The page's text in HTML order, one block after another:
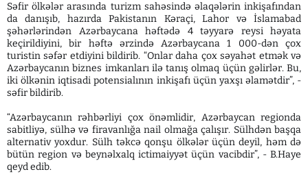
Səfir ölkələr arasında turizm sahəsində əlaqələrin inkişafından
da danışıb, hazırda Pakistanın Kəraçi, Lahor və İslamabad
şəhərlərindən Azərbaycana həftədə 4 təyyarə reysi həyata
keçirildiyini, bir həftə ərzində Azərbaycana 1 000-dən çox
turistin səfər etdiyini bildirib. “Onlar daha çox səyahət etmək və
Azərbaycanın biznes imkanları ilə tanış olmaq üçün gəlirlər. Bu,
iki ölkənin iqtisadi potensialının inkişafı üçün yaxşı əlamətdir”, -
səfir bildirib.
“Azərbaycanın rəhbərliyi çox önəmlidir, Azərbaycan regionda
sabitliyə, sülhə və firavanlığa nail olmağa çalışır. Sülhdən başqa
alternativ yoxdur. Sülh təkcə qonşu ölkələr üçün deyil, həm də
bütün region və beynəlxalq ictimaiyyət üçün vacibdir”, - B.Haye
qeyd edib.